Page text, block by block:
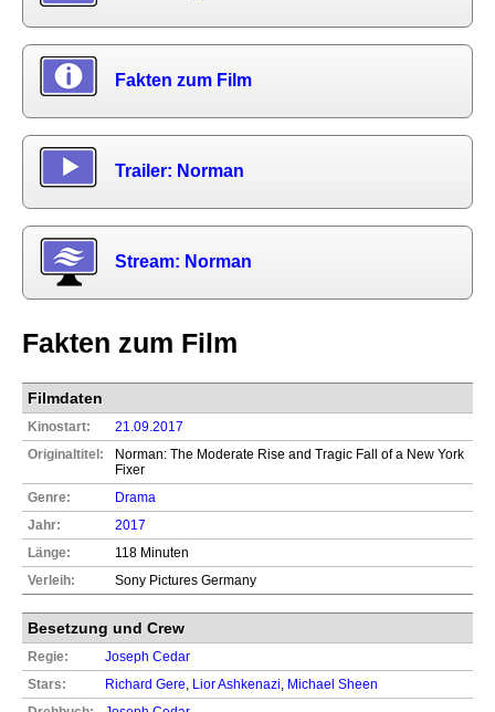
Fakten zum Film
Trailer: Norman
Stream: Norman
Fakten zum Film
Filmdaten
Kinostart:
21.09.2017
Originaltitel:
Norman: The Moderate Rise and Tragic Fall of a New York
Fixer
Genre:
Drama
Jahr:
2017
Länge:
118 Minuten
Verleih:
Sony Pictures Germany
Besetzung und Crew
Regie:
Joseph Cedar
Stars:
Richard Gere Lior Ashkenazi Michael Sheen